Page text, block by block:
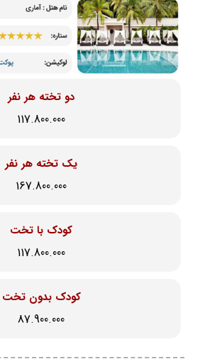
دو تخته هر نفر
117.800.000
یک تخته هر نفر
167.800.000
کودک با تخت
117.800.000
کودک بدون تخت
87.900.000